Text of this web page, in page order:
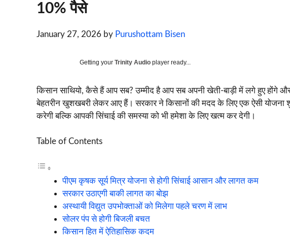
10% पैसे
January 27, 2026 by Purushottam Bisen
Getting your Trinity Audio player ready...
किसान साथियो, कैसे हैं आप सब? उम्मीद है आप सब अपनी खेती-बाड़ी में लगे हुए होंगे
बेहतरीन खुशखबरी लेकर आए हैं। सरकार ने किसानों की मदद के लिए एक ऐसी
करेगी बल्कि आपकी सिंचाई की समस्या को भी हमेशा के लिए खत्म कर देगी।
Table of Contents
पीएम कृषक सूर्य मित्र योजना से होगी सिंचाई आसान और लागत कम
सरकार उठाएगी बाकी लागत का बोझ
अस्थायी विद्युत उपभोक्ताओं को मिलेगा पहले चरण में लाभ
सोलर पंप से होगी बिजली बचत
किसान हित में ऐतिहासिक कदम